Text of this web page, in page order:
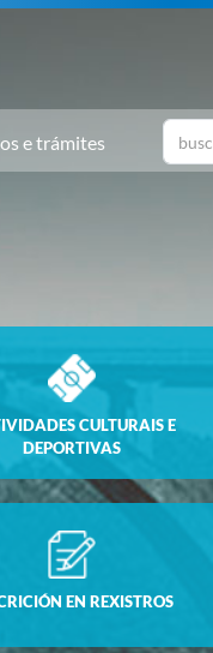
e trámites
CULTURAIS E
DEPORTIVAS
EN REXISTROS